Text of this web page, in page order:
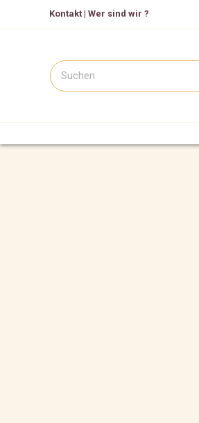
Kontakt | Wer sind wir ?